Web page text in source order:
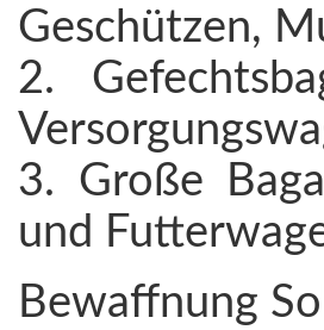
Geschützen,
2.
3. Große
und
Bewaffnung